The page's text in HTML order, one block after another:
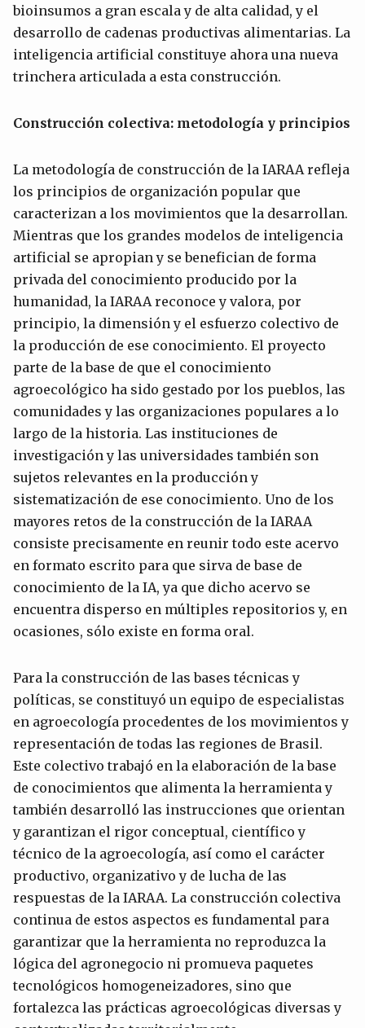
bioinsumos a gran escala y de alta calidad, y el
desarrollo de cadenas productivas alimentarias. La
inteligencia artificial constituye ahora una nueva
trinchera articulada a esta construcción.
Construcción colectiva: metodología y principios
La metodología de construcción de la IARAA refleja
los principios de organización popular que
caracterizan a los movimientos que la desarrollan.
Mientras que los grandes modelos de inteligencia
artificial se apropian y se benefician de forma
privada del conocimiento producido por la
humanidad, la IARAA reconoce y valora, por
principio, la dimensión y el esfuerzo colectivo de
la producción de ese conocimiento. El proyecto
parte de la base de que el conocimiento
agroecológico ha sido gestado por los pueblos, las
comunidades y las organizaciones populares a lo
largo de la historia. Las instituciones de
investigación y las universidades también son
sujetos relevantes en la producción y
sistematización de ese conocimiento. Uno de los
mayores retos de la construcción de la IARAA
consiste precisamente en reunir todo este acervo
en formato escrito para que sirva de base de
conocimiento de la IA, ya que dicho acervo se
encuentra disperso en múltiples repositorios y, en
ocasiones, sólo existe en forma oral.
Para la construcción de las bases técnicas y
políticas, se constituyó un equipo de especialistas
en agroecología procedentes de los movimientos y
representación de todas las regiones de Brasil.
Este colectivo trabajó en la elaboración de la base
de conocimientos que alimenta la herramienta y
también desarrolló las instrucciones que orientan
y garantizan el rigor conceptual, científico y
técnico de la agroecología, así como el carácter
productivo, organizativo y de lucha de las
respuestas de la IARAA. La construcción colectiva
continua de estos aspectos es fundamental para
garantizar que la herramienta no reproduzca la
lógica del agronegocio ni promueva paquetes
tecnológicos homogeneizadores, sino que
fortalezca las prácticas agroecológicas diversas y